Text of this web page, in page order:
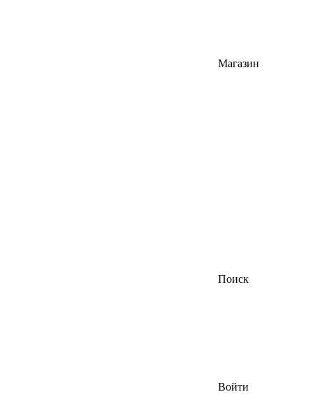
Магазин
Поиск
Войти